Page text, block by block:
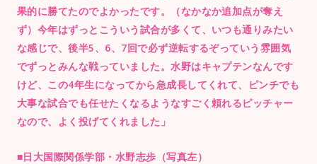
果的に勝てたのでよかったです。（なかなか追加点が奪え
ず）今年はずっとこういう試合が多くて、いつも通りみたい
な感じで、後半5、6、7回で必ず逆転するぞっていう雰囲気
でずっとみんな戦っていました。水野はキャプテンなんです
けど、この4年生になってから急成長してくれて、ピンチでも
大事な試合でも任せたくなるようなすごく頼れるピッチャー
なので、よく投げてくれました」
■日大国際関係学部・水野志歩（写真左）